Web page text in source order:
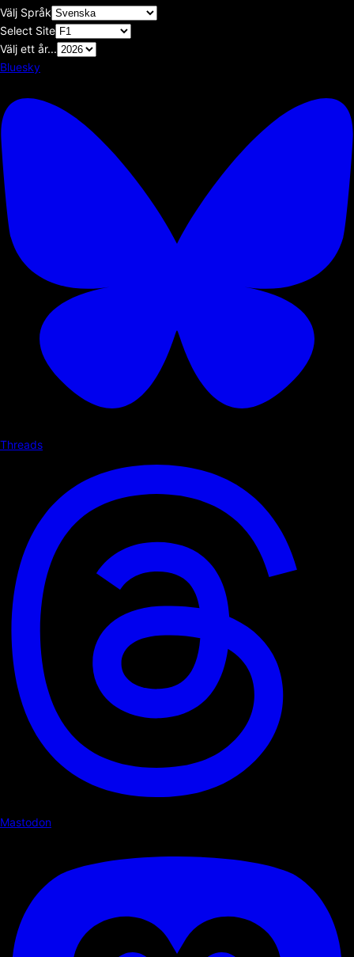
Välj Språk
Select Site
Välj ett år...
Bluesky
Threads
Mastodon